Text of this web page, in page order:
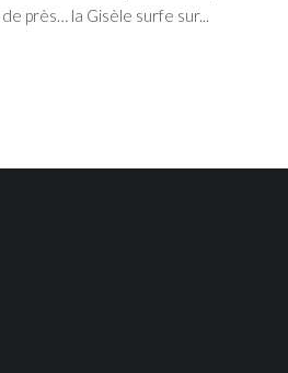
près… la Gisèle surfe sur...